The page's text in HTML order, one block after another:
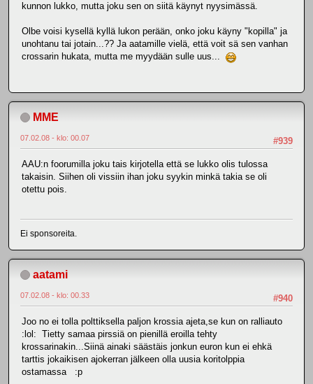
kunnon lukko, mutta joku sen on siitä käynyt nyysimässä.
Olbe voisi kysellä kyllä lukon perään, onko joku käyny "kopilla" ja
unohtanu tai jotain...?? Ja aatamille vielä, että voit sä sen vanhan
crossarin hukata, mutta me myydään sulle uus...
MME
#939
07.02.08 - klo: 00.07
AAU:n foorumilla joku tais kirjotella että se lukko olis tulossa
takaisin. Siihen oli vissiin ihan joku syykin minkä takia se oli
otettu pois.
Ei sponsoreita.
aatami
#940
07.02.08 - klo: 00.33
Joo no ei tolla polttiksella paljon krossia ajeta,se kun on ralliauto
:lol: Tietty samaa pirssiä on pienillä eroilla tehty
krossarinakin...Siinä ainaki säästäis jonkun euron kun ei ehkä
tarttis jokaikisen ajokerran jälkeen olla uusia koritolppia
ostamassa :p